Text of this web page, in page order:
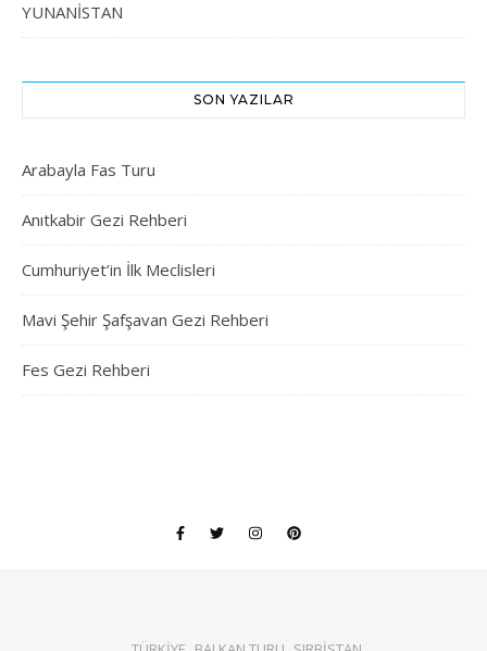
YUNANİSTAN
SON YAZILAR
Arabayla Fas Turu
Anıtkabir Gezi Rehberi
Cumhuriyet’in İlk Meclisleri
Mavi Şehir Şafşavan Gezi Rehberi
Fes Gezi Rehberi